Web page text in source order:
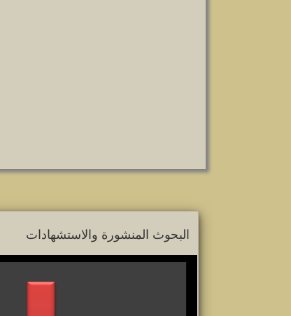
البحوث المنشورة والاستشهادات